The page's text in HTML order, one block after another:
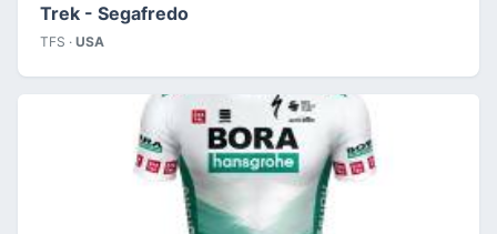
Trek - Segafredo
TFS · USA